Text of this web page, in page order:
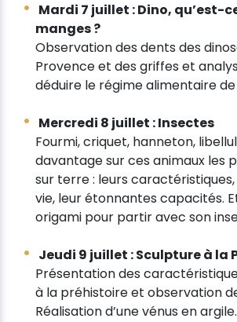
Mardi 7 juillet : Dino, qu’est-
manges ?
Observation des dents des
Provence et des griffes et
déduire le régime alimentaire
Mercredi 8 juillet : Insectes
Fourmi, criquet, hanneton,
davantage sur ces animaux les
sur terre : leurs
vie, leur étonnantes capacités.
origami pour partir avec son
Jeudi 9 juillet : Sculpture à la
Présentation des
à la préhistoire et observation
Réalisation d’une vénus en argile.